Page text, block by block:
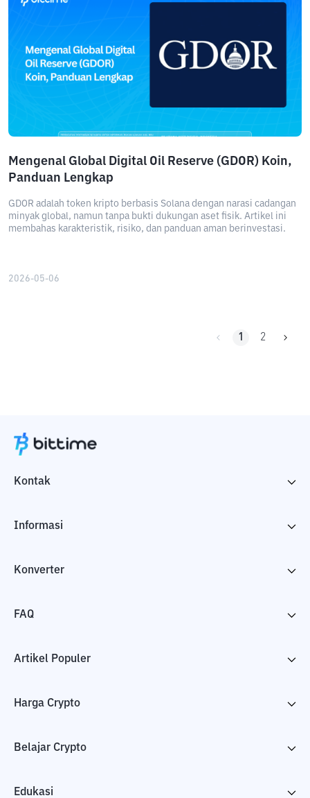
Mengenal Global Digital Oil Reserve (GDOR) Koin,
Panduan Lengkap
GDOR adalah token kripto berbasis Solana dengan narasi cadangan
minyak global, namun tanpa bukti dukungan aset fisik. Artikel ini
membahas karakteristik, risiko, dan panduan aman berinvestasi.
2026-05-06
1 2
Kontak
Informasi
Konverter
FAQ
Artikel Populer
Harga Crypto
Belajar Crypto
Edukasi